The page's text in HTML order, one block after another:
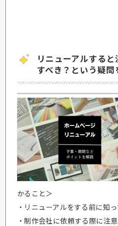
リニューアルする
すべき？という疑問
かること＞
・リニューアルをする前に知
・制作会社に依頼する際に注